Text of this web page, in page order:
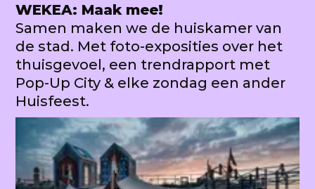
WEKEA: Maak mee!
Samen maken we de huiskamer van
de stad. Met foto-exposities over het
thuisgevoel, een trendrapport met
Pop-Up City & elke zondag een ander
Huisfeest.